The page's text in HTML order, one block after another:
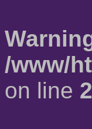
/www/
on line